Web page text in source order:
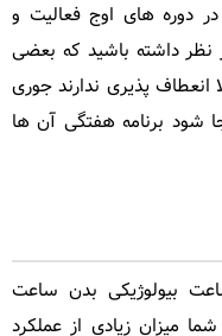
دوره های اوج فعالیت و
نظر داشته باشید که بعضی
انعطاف پذیری ندارند جوری
شود برنامه هفتگی آن ها
بیولوژیکی بدن ساعت
میزان زیادی از عملکرد